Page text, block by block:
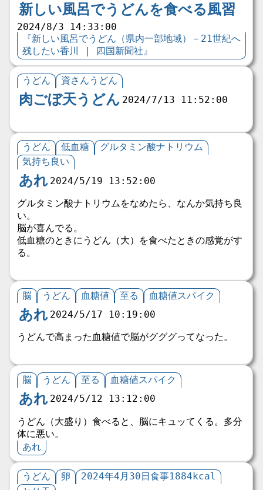
新しい風呂でうどんを食べる風習
2024/8/3 14:33:00
『新しい風呂でうどん（県内一部地域）－21世紀へ
残したい香川 | 四国新聞社』
うどん 資さんうどん
肉ごぼ天うどん 2024/7/13 11:52:00
うどん 低血糖
グルタミン酸ナトリウム
気持ち良い
あれ 2024/5/19 13:52:00
グルタミン酸ナトリウムをなめたら、なんか気持ち良
い。
脳が喜んでる。
低血糖のときにうどん（大）を食べたときの感覚がす
る。
脳 うどん 血糖値 至る 血糖値スパイク
あれ 2024/5/17 10:19:00
うどんで高まった血糖値で脳がグググってなった。
脳 うどん 至る 血糖値スパイク
あれ 2024/5/12 13:12:00
うどん（大盛り）食べると、脳にキュッてくる。多分
体に悪い。
あれ
うどん 卵
2024年4月30日食事1884kcal